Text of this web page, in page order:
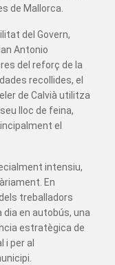
de Mallorca.
del Govern,
Antonio
del reforç de la
recollides, el
de Calvià utilitza
lloc de feina,
el
intensiu,
En
treballadors
en autobús, una
estratègica de
i per al